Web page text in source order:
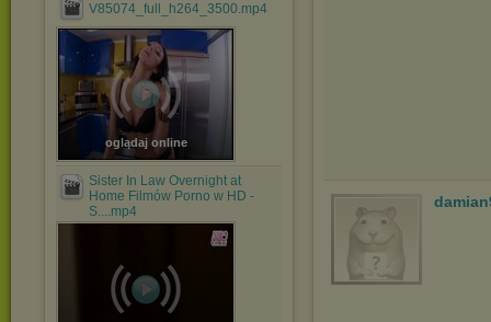
V85074_full_h264_3500.mp4
oglądaj online
Sister In Law Overnight at
Home Filmów Porno w HD -
S....mp4